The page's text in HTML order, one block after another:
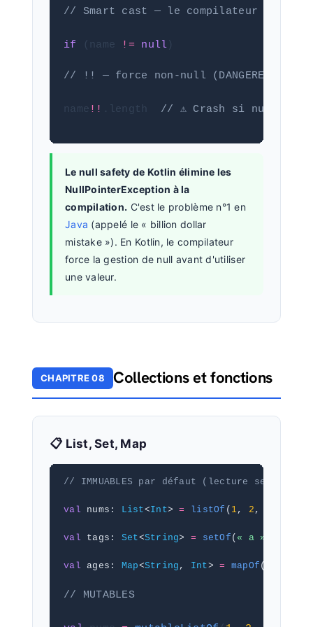
// Smart cast — le compilateur sait
if (name != null )
// !! — force non-null (DANGEREUX —
name !! .length // ⚠️ Crash si null !
Le null safety de Kotlin élimine les
NullPointerException à la
compilation. C'est le problème n°1 en
Java (appelé le « billion dollar
mistake »). En Kotlin, le compilateur
force la gestion de null avant d'utiliser
une valeur.
CHAPITRE 08 Collections et fonctions
📋 List, Set, Map
// IMMUABLES par défaut (lecture seule)
val nums: List<Int> = listOf ( 1, 2 ,
val tags: Set<String> = setOf ( « a »
val ages: Map<String , Int> = mapOf (
// MUTABLES